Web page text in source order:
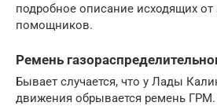
подробное описание исходящих
помощников.
Ремень
Бывает случается, что у Лады
движения обрывается ремень ГРМ.